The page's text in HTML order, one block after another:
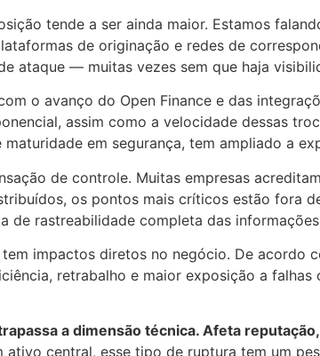
tende a ser ainda maior. Estamos
de originação e redes de
ataque — muitas vezes sem que haja
o avanço do Open Finance e das
assim como a velocidade dessas
em segurança, tem ampliado a
de controle. Muitas empresas
os pontos mais críticos estão fora
de rastreabilidade completa das
impactos diretos no negócio. De acordo
retrabalho e maior exposição a
a dimensão técnica. Afeta
ativo central, esse tipo de ruptura tem um